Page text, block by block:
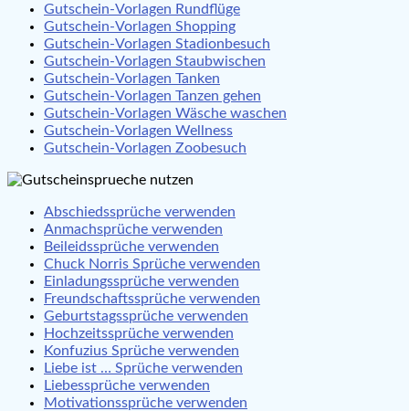
Gutschein-Vorlagen Rundflüge
Gutschein-Vorlagen Shopping
Gutschein-Vorlagen Stadionbesuch
Gutschein-Vorlagen Staubwischen
Gutschein-Vorlagen Tanken
Gutschein-Vorlagen Tanzen gehen
Gutschein-Vorlagen Wäsche waschen
Gutschein-Vorlagen Wellness
Gutschein-Vorlagen Zoobesuch
Abschiedssprüche verwenden
Anmachsprüche verwenden
Beileidssprüche verwenden
Chuck Norris Sprüche verwenden
Einladungssprüche verwenden
Freundschaftssprüche verwenden
Geburtstagssprüche verwenden
Hochzeitssprüche verwenden
Konfuzius Sprüche verwenden
Liebe ist … Sprüche verwenden
Liebessprüche verwenden
Motivationssprüche verwenden